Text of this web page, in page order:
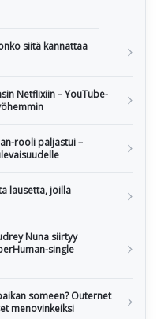
siitä kannattaa
Netflixiin – YouTube-
rooli paljastui –
lausetta, joilla
Nuna siirtyy
single
someen? Outernet
menovinkeiksi